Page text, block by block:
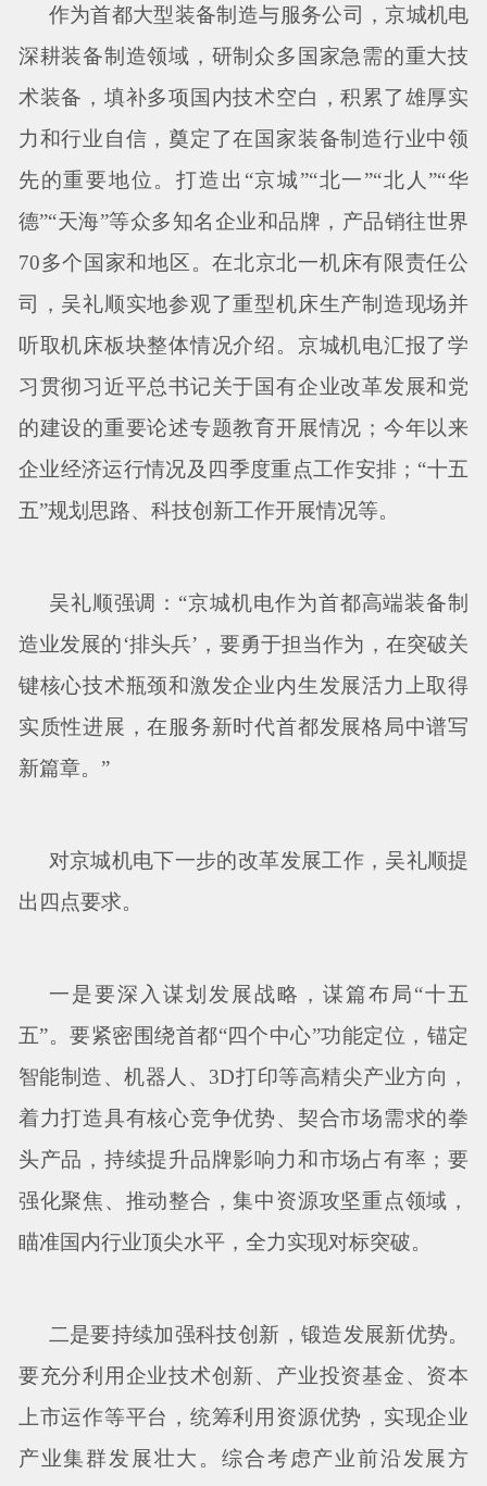
作为首都大型装备制造与服务公司，京城机电
深耕装备制造领域，研制众多国家急需的重大技
术装备，填补多项国内技术空白，积累了雄厚实
力和行业自信，奠定了在国家装备制造行业中领
先的重要地位。打造出 “京城”“北一”“北人”“华
德”“天海”等众多知名企业和品牌，产品销往世界
70多个国家和地区。在北京北一机床有限责任公
司，吴礼顺实地参观了重型机床生产制造现场并
听取机床板块整体情况介绍。京城机电汇报了学
习贯彻习近平总书记关于国有企业改革发展和党
的建设的重要论述专题教育开展情况；今年以来
企业经济运行情况及四季度重点工作安排；“十五
五”规划思路、科技创新工作开展情况等。
吴礼顺强调： “京城机电作为首都高端装备制
造业发展的‘排头兵’，要勇于担当作为，在突破关
键核心技术瓶颈和激发企业内生发展活力上取得
实质性进展，在服务新时代首都发展格局中谱写
新篇章。”
对京城机电下一步的改革发展工作，吴礼顺提
出四点要求。
一是要深入谋划发展战略，谋篇布局“十五
五”。要紧密围绕首都“四个中心”功能定位，锚定
智能制造、机器人、3D打印等高精尖产业方向，
着力打造具有核心竞争优势、契合市场需求的拳
头产品，持续提升品牌影响力和市场占有率；要
强化聚焦、推动整合，集中资源攻坚重点领域，
瞄准国内行业顶尖水平，全力实现对标突破。
二是要持续加强科技创新，锻造发展新优势。
要充分利用企业技术创新、产业投资基金、资本
上市运作等平台，统筹利用资源优势，实现企业
产业集群发展壮大。综合考虑产业前沿发展方